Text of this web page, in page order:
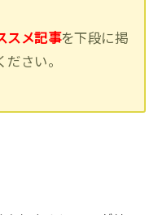
スメ記事を下段に掲
さい。